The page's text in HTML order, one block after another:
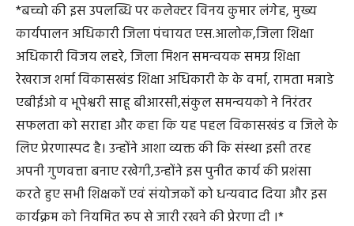
*बच्चो की इस उपलब्धि पर कलेक्टर विनय कुमार लंगेह, मुख्य
कार्यपालन अधिकारी जिला पंचायत एस.आलोक,जिला शिक्षा
अधिकारी विजय लहरे, जिला मिशन समन्वयक समग्र शिक्षा
रेखराज शर्मा विकासखंड शिक्षा अधिकारी के के वर्मा, रामता मन्नाडे
एबीईओ व भूपेश्वरी साहू बीआरसी,संकुल समन्वयको ने निरंतर
सफलता को सराहा और कहा कि यह पहल विकासखंड व जिले के
लिए प्रेरणास्पद है। उन्होंने आशा व्यक्त की कि संस्था इसी तरह
अपनी गुणवत्ता बनाए रखेगी,उन्होंने इस पुनीत कार्य की प्रशंसा
करते हुए सभी शिक्षकों एवं संयोजकों को धन्यवाद दिया और इस
कार्यक्रम को नियमित रूप से जारी रखने की प्रेरणा दी ।*